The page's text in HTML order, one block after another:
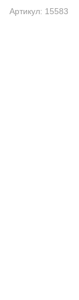
Артикул: 15583